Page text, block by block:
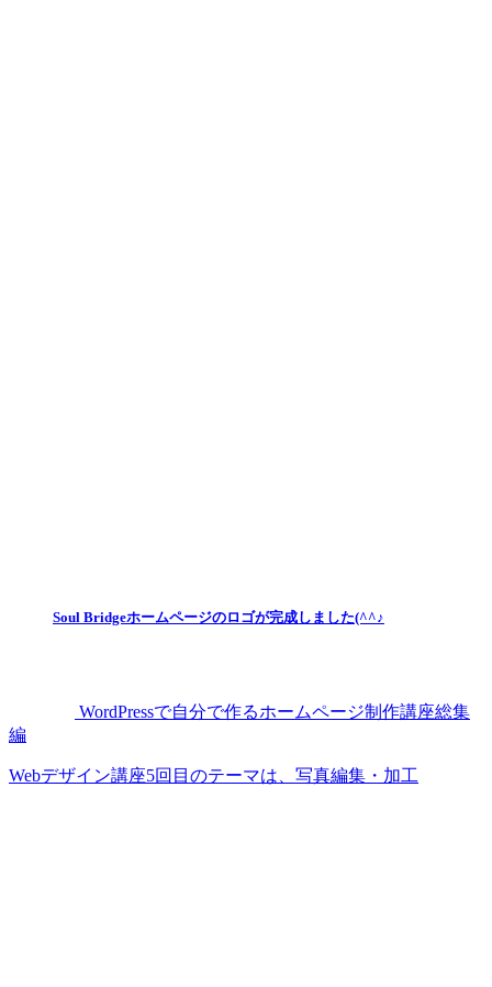
Soul Bridgeホームページのロゴが完成しました(^^♪
WordPressで自分で作るホームページ制作講座総集
編
Webデザイン講座5回目のテーマは、写真編集・加工